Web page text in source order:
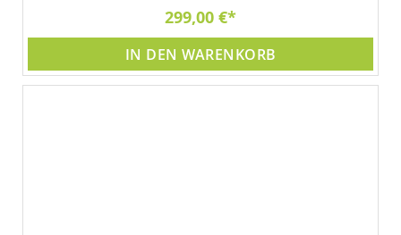
299,00 €
IN DEN WARENKORB